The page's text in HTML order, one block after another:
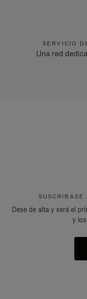
SERVICIO
Una red
Dese de alta y será el
y